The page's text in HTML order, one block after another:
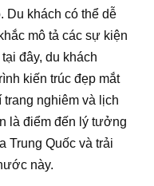
Du khách có thể dễ
mô tả các sự kiện
đây, du khách
kiến trúc đẹp mắt
nghiêm và lịch
là điểm đến lý tưởng
Trung Quốc và trải
này.